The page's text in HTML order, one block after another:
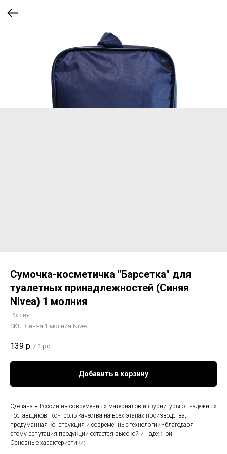
Сумочка-косметичка "Барсетка" для
туалетных принадлежностей (Синяя
Nivea) 1 молния
Россия
SKU: Синяя 1 молния Nivea
139 р. / 1 pc
Добавить в корзину
Сделана в России из современных материалов и фурнитуры от надежных
поставщиков. Контроль качества на всех этапах производства,
продуманная конструкция и современные технологии - благодаря
этому репутация продукции остается высокой и надежной.
Основные характеристики: